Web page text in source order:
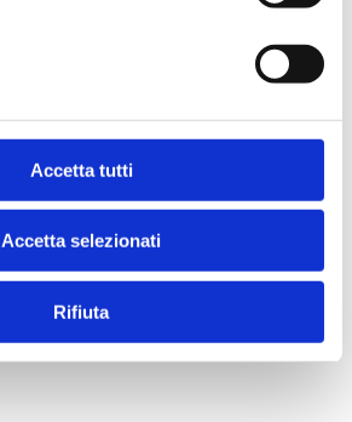
Accetta tutti
Accetta selezionati
Rifiuta
Verona - Viale del lavoro, n. 25/a,
n. 03504300231 - Registro delle Imprese